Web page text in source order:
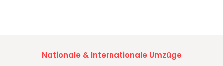
Nationale & Internationale Umzüge